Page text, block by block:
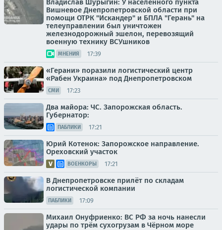
Владислав Шурыгин: У населённого пункта
Вишневое Днепропетровской области при
помощи ОТРК "Искандер" и БПЛА "Герань" на
телеуправлении был уничтожен
железнодорожный эшелон, перевозящий
военную технику ВСУшников
МНЕНИЯ 17:39
«Герани» поразили логистический центр
«Рабен Украина» под Днепропетровском
СМИ 17:23
Два майора: ЧС. Запорожская область.
Губернатор:
ПАБЛИКИ 17:21
Юрий Котенок: Запорожское направление.
Ореховский участок
ВОЕНКОРЫ 17:21
В Днепропетровске прилёт по складам
логистической компании
ПАБЛИКИ 17:09
Михаил Онуфриенко: ВС РФ за ночь нанесли
удары по трём сухогрузам в Чёрном море